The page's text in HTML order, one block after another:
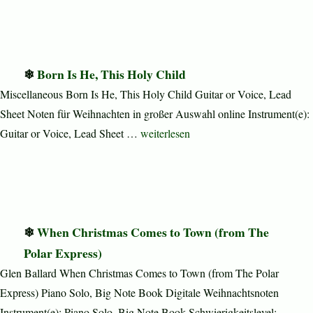
Born Is He, This Holy Child
Miscellaneous Born Is He, This Holy Child Guitar or Voice, Lead
Sheet Noten für Weihnachten in großer Auswahl online Instrument(e):
Guitar or Voice, Lead Sheet … „Born Is He, This Holy Child“
weiterlesen
When Christmas Comes to Town (from The
Polar Express)
Glen Ballard When Christmas Comes to Town (from The Polar
Express) Piano Solo, Big Note Book Digitale Weihnachtsnoten